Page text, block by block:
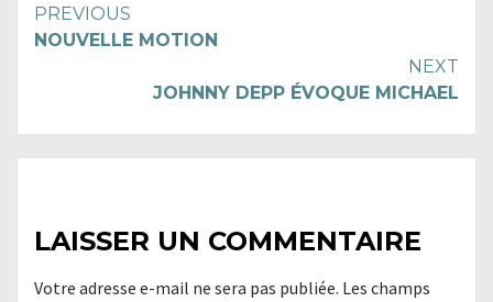
Continue
PREVIOUS
NOUVELLE MOTION
NEXT
JOHNNY DEPP ÉVOQUE MICHAEL
LAISSER UN COMMENTAIRE
Votre adresse e-mail ne sera pas publiée. Les champs